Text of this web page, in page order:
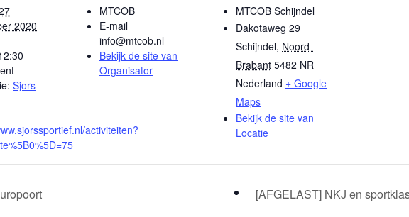
2020
Sjors
activiteiten?
MTCOB
E-mail
info@mtcob.nl
Bekijk de site van
Organisator
MTCOB Schijndel
Dakotaweg 29
Schijndel, Noord-
Brabant 5482 NR
Nederland + Google
Maps
Bekijk de site van
Locatie
[AFGELAST] NKJ en